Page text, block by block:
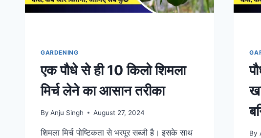
डालें
GARDENING
एक पौधे से ही 10 किलो शिमला
मिर्च लेने का आसान तरीका
By Anju Singh August 27, 2024
शिमला मिर्च पोष्टिकता से भरपूर सब्जी है। इसके साथ
By